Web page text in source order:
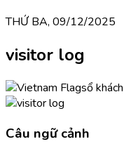
THỨ BA, 09/12/2025
visitor log
sổ
Câu ngữ cảnh